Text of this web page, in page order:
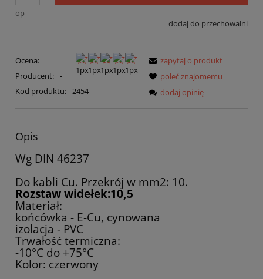
op
dodaj do przechowalni
Ocena:
Producent: -
Kod produktu: 2454
zapytaj o produkt
poleć znajomemu
dodaj opinię
Opis
Wg DIN 46237
Do kabli Cu. Przekrój w mm2: 10.
Rozstaw widełek:10,5
Materiał:
końcówka - E-Cu, cynowana
izolacja - PVC
Trwałość termiczna:
-10°C do +75°C
Kolor: czerwony